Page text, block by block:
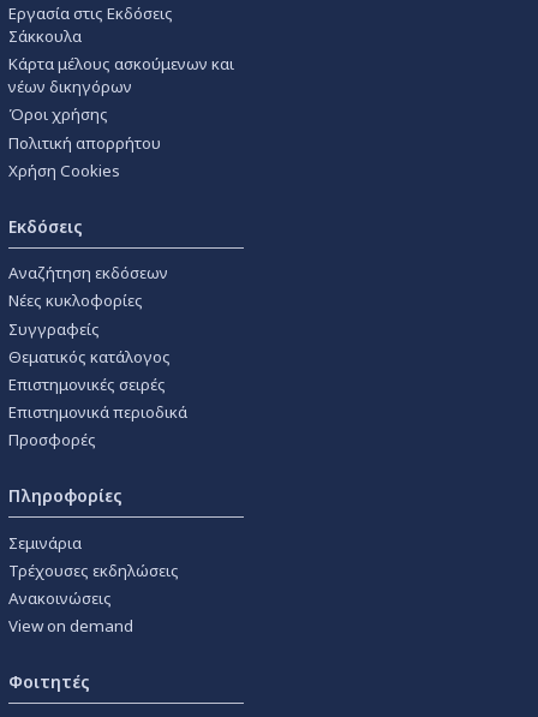
Εργασία στις Εκδόσεις
Σάκκουλα
Κάρτα μέλους ασκούμενων και
νέων δικηγόρων
Όροι χρήσης
Πολιτική απορρήτου
Χρήση Cookies
Εκδόσεις
Αναζήτηση εκδόσεων
Νέες κυκλοφορίες
Συγγραφείς
Θεματικός κατάλογος
Επιστημονικές σειρές
Επιστημονικά περιοδικά
Προσφορές
Πληροφορίες
Σεμινάρια
Τρέχουσες εκδηλώσεις
Ανακοινώσεις
View on demand
Φοιτητές